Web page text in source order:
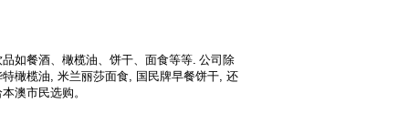
如餐酒、橄榄油、饼干、面食等等. 公司除
橄榄油, 米兰丽莎面食, 国民牌早餐饼干, 还
澳市民选购。